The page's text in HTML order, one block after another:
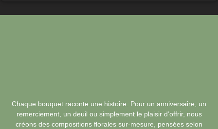
Chaque bouquet raconte une histoire. Pour un anniversaire, un
remerciement, un deuil ou simplement le plaisir d’offrir, nous
créons des compositions florales sur-mesure, pensées selon